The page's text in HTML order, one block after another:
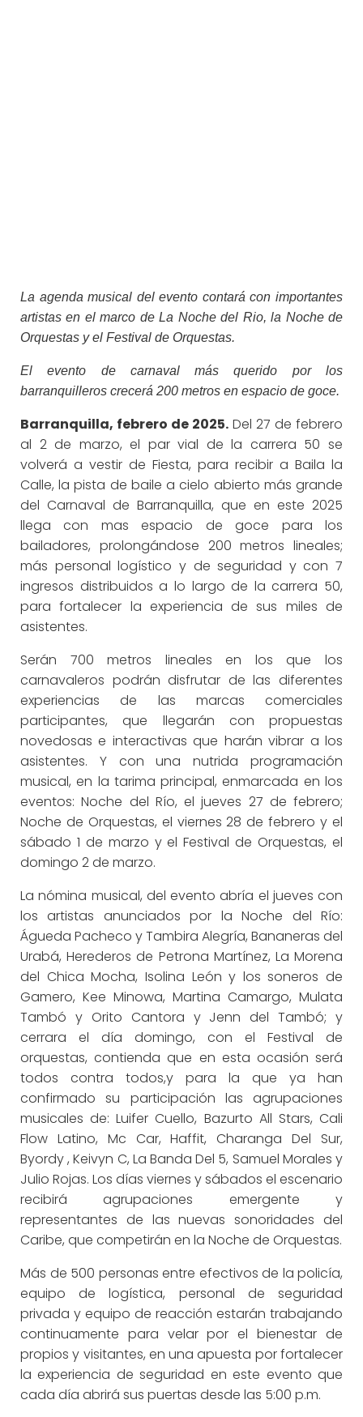
La agenda musical del evento contará con importantes
artistas en el marco de La Noche del Rio, la Noche de
Orquestas y el Festival de Orquestas.
El evento de carnaval más querido por los
barranquilleros crecerá 200 metros en espacio de goce.
Barranquilla, febrero de 2025. Del 27 de febrero
al 2 de marzo, el par vial de la carrera 50 se
volverá a vestir de Fiesta, para recibir a Baila la
Calle, la pista de baile a cielo abierto más grande
del Carnaval de Barranquilla, que en este 2025
llega con mas espacio de goce para los
bailadores, prolongándose 200 metros lineales;
más personal logístico y de seguridad y con 7
ingresos distribuidos a lo largo de la carrera 50,
para fortalecer la experiencia de sus miles de
asistentes.
Serán 700 metros lineales en los que los
carnavaleros podrán disfrutar de las diferentes
experiencias de las marcas comerciales
participantes, que llegarán con propuestas
novedosas e interactivas que harán vibrar a los
asistentes. Y con una nutrida programación
musical, en la tarima principal, enmarcada en los
eventos: Noche del Río, el jueves 27 de febrero;
Noche de Orquestas, el viernes 28 de febrero y el
sábado 1 de marzo y el Festival de Orquestas, el
domingo 2 de marzo.
La nómina musical, del evento abría el jueves con
los artistas anunciados por la Noche del Río:
Águeda Pacheco y Tambira Alegría, Bananeras del
Urabá, Herederos de Petrona Martínez, La Morena
del Chica Mocha, Isolina León y los soneros de
Gamero, Kee Minowa, Martina Camargo, Mulata
Tambó y Orito Cantora y Jenn del Tambó; y
cerrara el día domingo, con el Festival de
orquestas, contienda que en esta ocasión será
todos contra todos,y para la que ya han
confirmado su participación las agrupaciones
musicales de: Luifer Cuello, Bazurto All Stars, Cali
Flow Latino, Mc Car, Haffit, Charanga Del Sur,
Byordy , Keivyn C, La Banda Del 5, Samuel Morales y
Julio Rojas. Los días viernes y sábados el escenario
recibirá agrupaciones emergente y
representantes de las nuevas sonoridades del
Caribe, que competirán en la Noche de Orquestas.
Más de 500 personas entre efectivos de la policía,
equipo de logística, personal de seguridad
privada y equipo de reacción estarán trabajando
continuamente para velar por el bienestar de
propios y visitantes, en una apuesta por fortalecer
la experiencia de seguridad en este evento que
cada día abrirá sus puertas desde las 5:00 p.m.